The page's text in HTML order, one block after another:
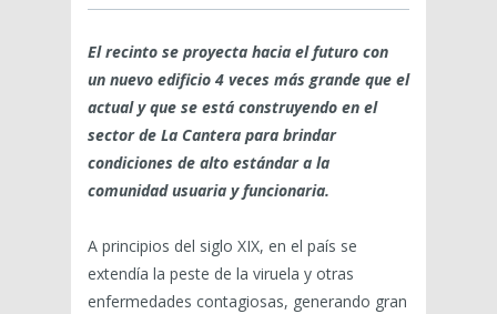
El recinto se proyecta hacia el futuro con
un nuevo edificio 4 veces más grande que el
actual y que se está construyendo en el
sector de La Cantera para brindar
condiciones de alto estándar a la
comunidad usuaria y funcionaria.
A principios del siglo XIX, en el país se
extendía la peste de la viruela y otras
enfermedades contagiosas, generando gran